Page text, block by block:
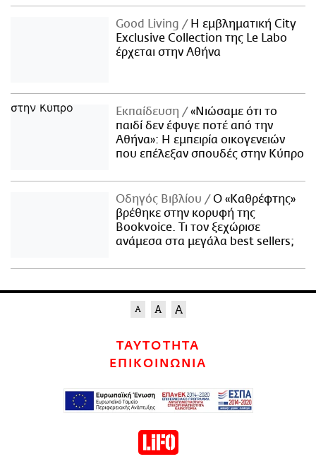
Good Living
Η εμβληματική City
Exclusive Collection της Le Labo
έρχεται στην Αθήνα
Εκπαίδευση
«Νιώσαμε ότι το
παιδί δεν έφυγε ποτέ από την
Αθήνα»: Η εμπειρία οικογενειών
που επέλεξαν σπουδές στην Κύπρο
Οδηγός Βιβλίου
Ο «Καθρέφτης»
βρέθηκε στην κορυφή της
Bookvoice. Τι τον ξεχώρισε
ανάμεσα στα μεγάλα best sellers;
ΤΑΥΤΟΤΗΤΑ
ΕΠΙΚΟΙΝΩΝΙΑ